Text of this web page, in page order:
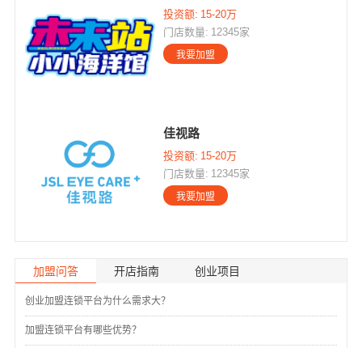
投资额: 15-20万
门店数量: 12345家
佳视路
投资额: 15-20万
门店数量: 12345家
加盟问答 开店指南 创业项目
创业加盟连锁平台为什么需求大？
加盟连锁平台有哪些优势？